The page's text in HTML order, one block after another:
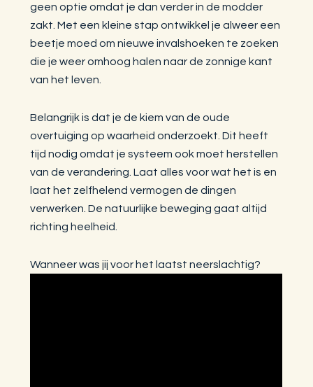
geen optie omdat je dan verder in de modder
zakt. Met een kleine stap ontwikkel je alweer een
beetje moed om nieuwe invalshoeken te zoeken
die je weer omhoog halen naar de zonnige kant
van het leven.
Belangrijk is dat je de kiem van de oude
overtuiging op waarheid onderzoekt. Dit heeft
tijd nodig omdat je systeem ook moet herstellen
van de verandering. Laat alles voor wat het is en
laat het zelfhelend vermogen de dingen
verwerken. De natuurlijke beweging gaat altijd
richting heelheid.
Wanneer was jij voor het laatst neerslachtig?